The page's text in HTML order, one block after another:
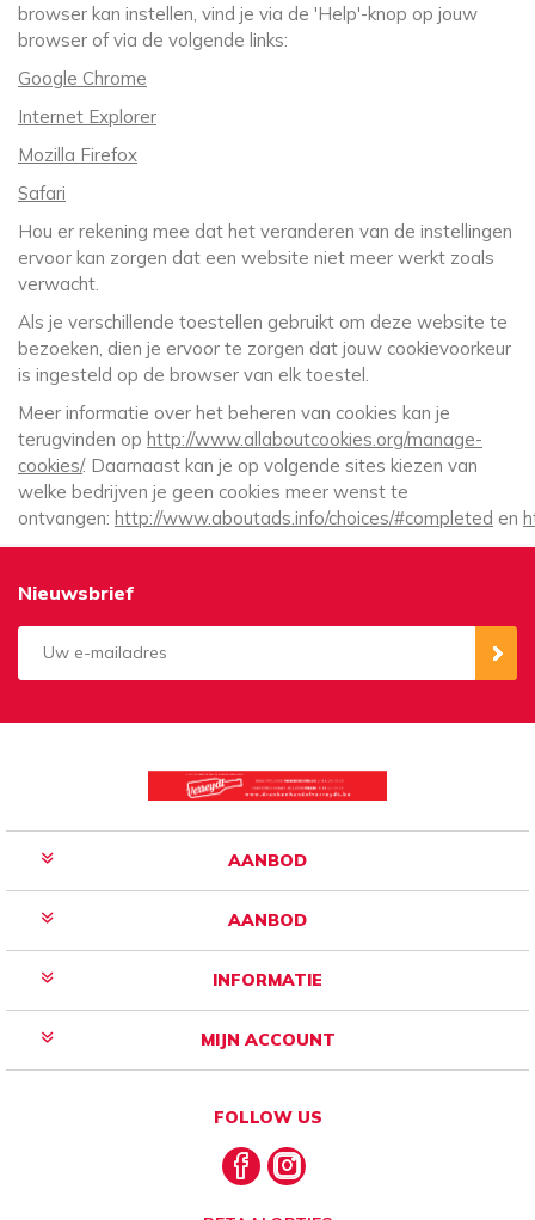
browser kan instellen, vind je via de 'Help'-knop op jouw
browser of via de volgende links:
Google Chrome
Internet Explorer
Mozilla Firefox
Safari
Hou er rekening mee dat het veranderen van de instellingen
ervoor kan zorgen dat een website niet meer werkt zoals
verwacht.
Als je verschillende toestellen gebruikt om deze website te
bezoeken, dien je ervoor te zorgen dat jouw cookievoorkeur
is ingesteld op de browser van elk toestel.
Meer informatie over het beheren van cookies kan je
terugvinden op http://www.allaboutcookies.org/manage-
cookies/. Daarnaast kan je op volgende sites kiezen van
welke bedrijven je geen cookies meer wenst te
ontvangen: http://www.aboutads.info/choices/#completed en
Nieuwsbrief
AANBOD
AANBOD
INFORMATIE
MIJN ACCOUNT
FOLLOW US